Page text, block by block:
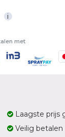
i
met
Laagste prijs
Veilig betalen